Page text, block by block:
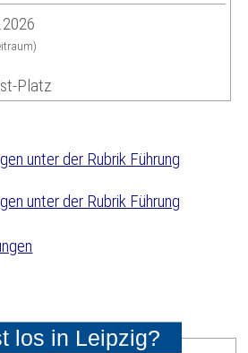
Platz
los in Leipzig?